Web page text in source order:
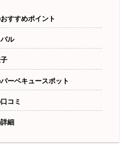
すすめポイント
ル
ーベキュースポット
コミ
細